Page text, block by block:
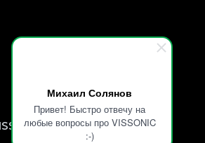
Михаил Солянов
Привет! Быстро отвечу на
любые вопросы про VISSONIC
:-)